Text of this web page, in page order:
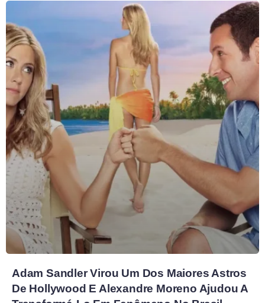
Adam Sandler Virou Um Dos Maiores Astros
De Hollywood E Alexandre Moreno Ajudou A